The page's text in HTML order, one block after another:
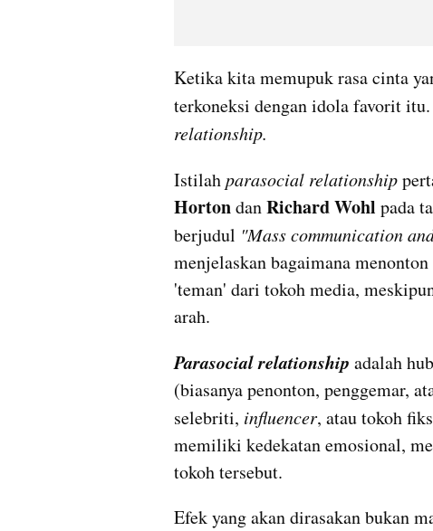
Ketika kita memupuk rasa cinta
terkoneksi dengan idola favorit
relationship.
Istilah parasocial relationship
Horton dan Richard Wohl pada
berjudul "Mass communication
menjelaskan bagaimana
'teman' dari tokoh media,
arah.
Parasocial relationship adalah
(biasanya penonton, penggemar,
selebriti, influencer, atau tokoh
memiliki kedekatan emosional,
tokoh tersebut.
Efek yang akan dirasakan bukan